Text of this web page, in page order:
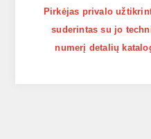
Pirkėjas privalo
suderintas su jo
numerį detalių